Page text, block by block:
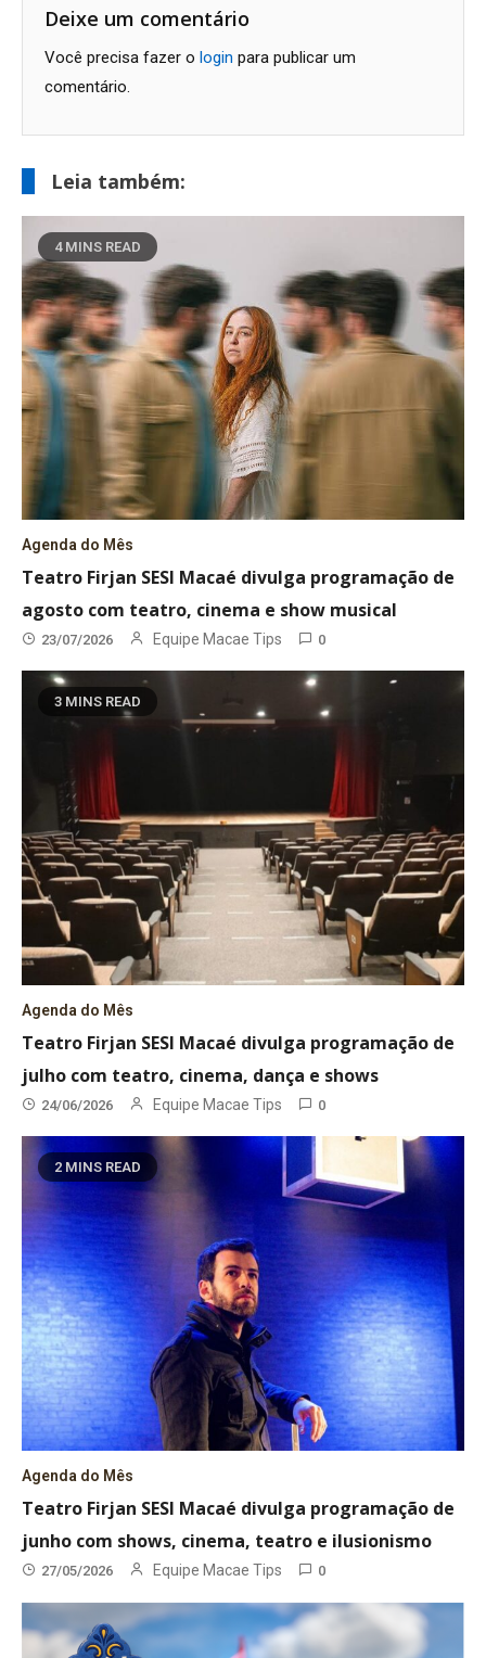
Post
Deixe um comentário
Você precisa fazer o login para publicar um
comentário.
Leia também:
4 MINS READ
Agenda do Mês
Teatro Firjan SESI Macaé divulga programação de
agosto com teatro, cinema e show musical
23/07/2026 Equipe Macae Tips 0
3 MINS READ
Agenda do Mês
Teatro Firjan SESI Macaé divulga programação de
julho com teatro, cinema, dança e shows
24/06/2026 Equipe Macae Tips 0
2 MINS READ
Agenda do Mês
Teatro Firjan SESI Macaé divulga programação de
junho com shows, cinema, teatro e ilusionismo
27/05/2026 Equipe Macae Tips 0